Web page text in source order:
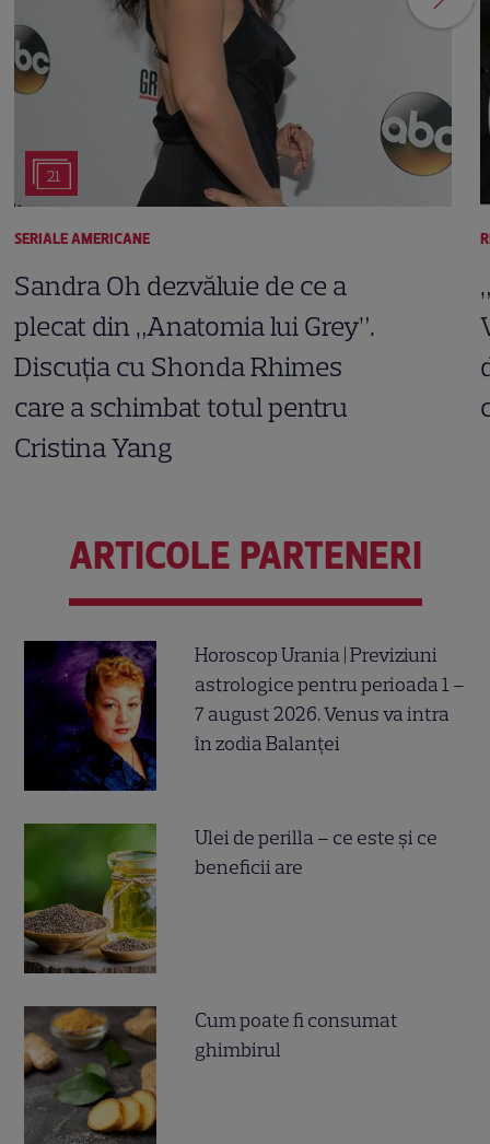
21
SERIALE AMERICANE
Sandra Oh dezvăluie de ce a
plecat din „Anatomia lui Grey”.
Discuția cu Shonda Rhimes
care a schimbat totul pentru
Cristina Yang
ARTICOLE PARTENERI
Horoscop Urania | Previziuni
astrologice pentru perioada 1 –
7 august 2026. Venus va intra
în zodia Balanței
Ulei de perilla – ce este și ce
beneficii are
Cum poate fi consumat
ghimbirul